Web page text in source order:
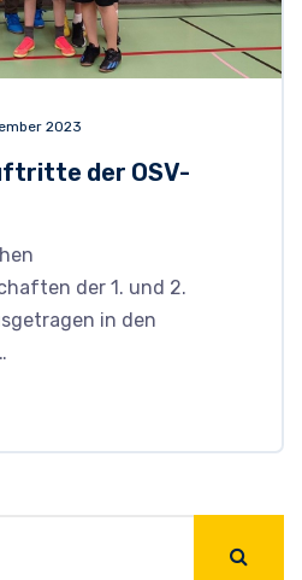
2023
der OSV-
der 1. und 2.
in den